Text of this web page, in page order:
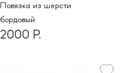
Повязка из шерсти
бордовый
2000 Р.